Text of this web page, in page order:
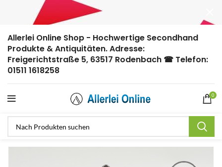
Allerlei Online Shop - Hochwertige Secondhand
Produkte & Antiquitäten. Adresse:
Freigerichtstraße 5, 63517 Rodenbach ☎ Telefon:
01511 1618258
0